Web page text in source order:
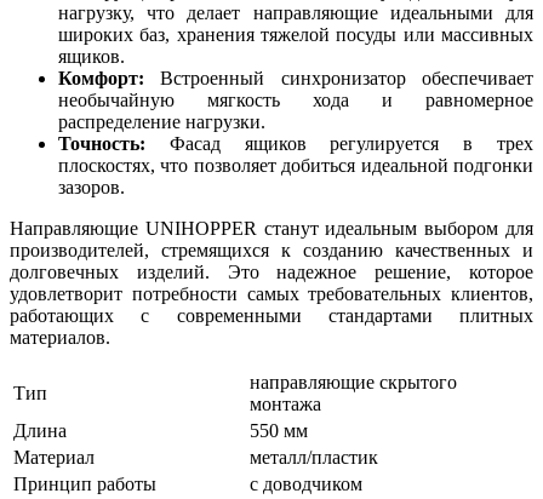
нагрузку, что делает направляющие идеальными для
широких баз, хранения тяжелой посуды или массивных
ящиков.
Комфорт: Встроенный синхронизатор обеспечивает
необычайную мягкость хода и равномерное
распределение нагрузки.
Точность: Фасад ящиков регулируется в трех
плоскостях, что позволяет добиться идеальной подгонки
зазоров.
Направляющие UNIHOPPER станут идеальным выбором для
производителей, стремящихся к созданию качественных и
долговечных изделий. Это надежное решение, которое
удовлетворит потребности самых требовательных клиентов,
работающих с современными стандартами плитных
материалов.
Тип
направляющие скрытого
монтажа
Длина
550 мм
Материал
металл/пластик
Принцип работы
с доводчиком